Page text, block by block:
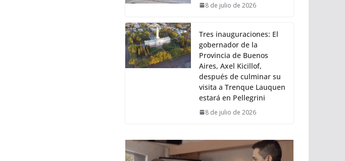
8 de julio de 2026
Tres inauguraciones: El
gobernador de la
Provincia de Buenos
Aires, Axel Kicillof,
después de culminar su
visita a Trenque Lauquen
estará en Pellegrini
8 de julio de 2026